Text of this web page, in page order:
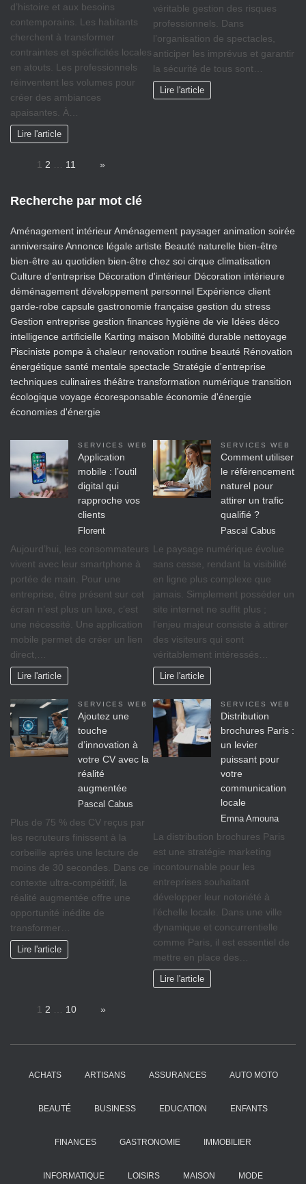
d’histoire et aux besoins
contemporains. Les habitants
cherchent à transformer
contraintes et spécificités locales
en atouts. Les professionnels
réinventent les volumes pour
créer des ambiances
apaisantes. À…
Lire l'article
véritable gestion des risques
professionnels. Dans
l’organisation de spectacles,
anticiper les imprévus et garantir
la sécurité de tous sont…
Lire l'article
1 2 11 »
Recherche par mot clé
Aménagement intérieurAménagement paysager animation soirée
anniversaire Annonce légale artiste Beauté naturelle bien-être
bien-être au quotidien bien-être chez soi cirque climatisation
Culture d'entreprise Décoration d'intérieur Décoration intérieure
déménagement développement personnel Expérience client
garde-robe capsule gastronomie française gestion du stress
Gestion entreprise gestion finances hygiène de vie Idées déco
intelligence artificielle Karting maison Mobilité durable nettoyage
Pisciniste pompe à chaleur renovation routine beauté Rénovation
énergétique santé mentale spectacle Stratégie d'entreprise
techniques culinaires théâtre transformation numérique transition
écologique voyage écoresponsable économie d'énergie
économies d'énergie
SERVICES WEB
Application
mobile : l’outil
digital qui
rapproche vos
clients
Florent
Aujourd’hui, les consommateurs
vivent avec leur smartphone à
portée de main. Pour une
entreprise, être présent sur cet
écran n’est plus un luxe, c’est
une nécessité. Une application
mobile permet de créer un lien
direct,…
Lire l'article
SERVICES WEB
Comment utiliser
le référencement
naturel pour
attirer un trafic
qualifié ?
Pascal Cabus
Le paysage numérique évolue
sans cesse, rendant la visibilité
en ligne plus complexe que
jamais. Simplement posséder un
site internet ne suffit plus ;
l’enjeu majeur consiste à attirer
des visiteurs qui sont
véritablement intéressés…
Lire l'article
SERVICES WEB
Ajoutez une
touche
d’innovation à
votre CV avec la
réalité
augmentée
Pascal Cabus
Plus de 75 % des CV reçus par
les recruteurs finissent à la
corbeille après une lecture de
moins de 30 secondes. Dans ce
contexte ultra-compétitif, la
réalité augmentée offre une
opportunité inédite de
transformer…
Lire l'article
SERVICES WEB
Distribution
brochures Paris :
un levier
puissant pour
votre
communication
locale
Emna Amouna
La distribution brochures Paris
est une stratégie marketing
incontournable pour les
entreprises souhaitant
développer leur notoriété à
l’échelle locale. Dans une ville
dynamique et concurrentielle
comme Paris, il est essentiel de
mettre en place des…
Lire l'article
1 2 … 10 »
ACHATS ARTISANS ASSURANCES AUTO MOTO
BEAUTÉ BUSINESS EDUCATION ENFANTS
FINANCES GASTRONOMIE IMMOBILIER
INFORMATIQUE LOISIRS MAISON MODE